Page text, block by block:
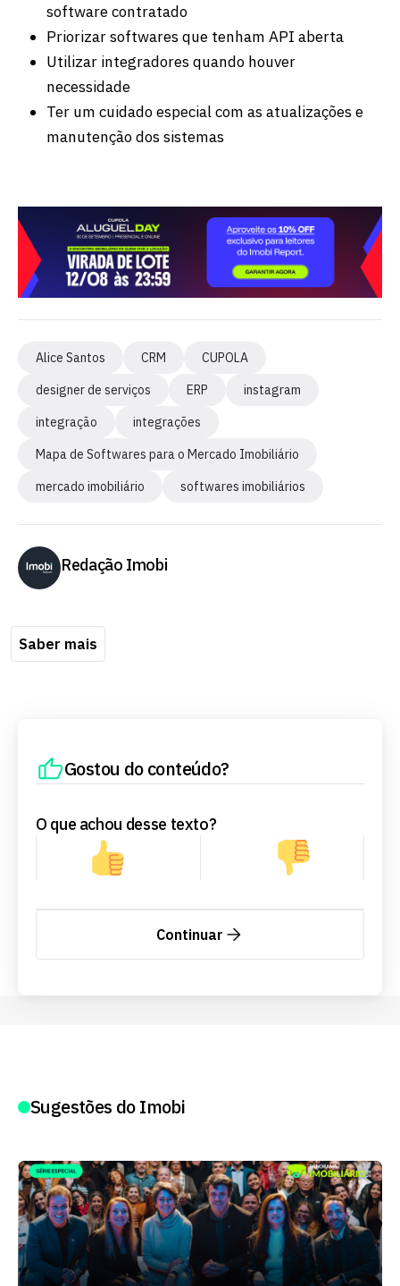
software contratado
Priorizar softwares que tenham API aberta
Utilizar integradores quando houver
necessidade
Ter um cuidado especial com as atualizações e
manutenção dos sistemas
Alice Santos CRM
CUPOLA
designer de serviços
ERP
instagram
integração
integrações
Mapa de Softwares para o Mercado Imobiliário
mercado imobiliário
softwares imobiliários
Redação Imobi
Saber mais
Gostou do conteúdo?
O que achou desse texto?
Continuar
Sugestões do Imobi